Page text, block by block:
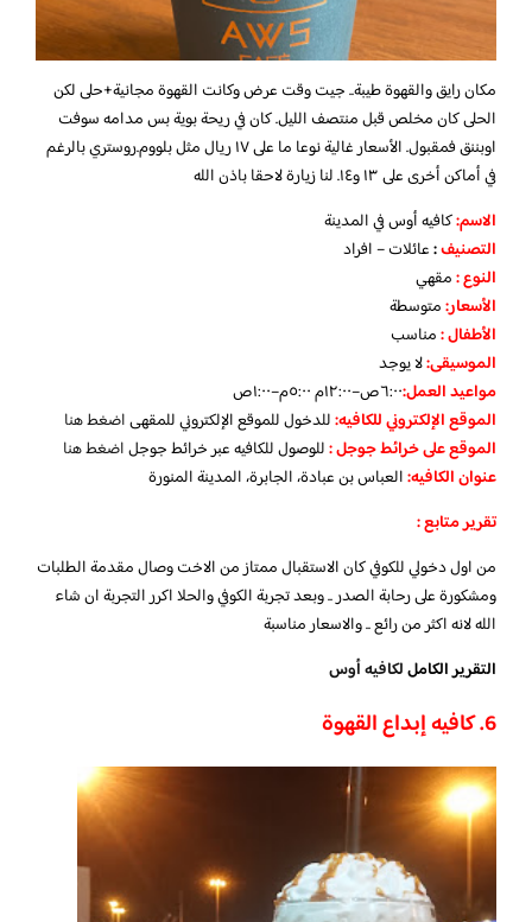
مكان رايق والقهوة طيبة.. جيت وقت عرض وكانت القهوة مجانية+حلى لكن
الحلى كان مخلص قبل منتصف الليل. كان في ريحة بوية بس مدامه سوفت
اوبننق فمقبول. الأسعار غالية نوعا ما على ١٧ ريال مثل بلووم.روستري بالرغم
في أماكن أخرى على ١٣ و١٤. لنا زيارة لاحقا باذن الله
الاسم:كافيه أوس في المدينة
التصنيف:عائلات – افراد
النوع :مقهي
الأسعار:متوسطة
الأطفال:مناسب
الموسيقى:لا يوجد
مواعيد العمل:٦:٠٠ص–١٢:٠٠م ٥:٠٠م–١:٠٠ص
الموقع الإلكتروني للكافيه:للدخول للموقع الإلكتروني للمقهىاضغط هنا
الموقع على خرائط جوجل:للوصول للكافيه عبر خرائط جوجلاضغط هنا
عنوان الكافيه:العباس بن عبادة، الجابرة، المدينة المنورة
تقرير متابع :
من اول دخولي للكوفي كان الاستقبال ممتاز من الاخت وصال مقدمة الطلبات
ومشكورة على رحابة الصدر .. وبعد تجربة الكوفي والحلا اكرر التجربة ان شاء
الله لانه اكثر من رائع .. والاسعار مناسبة
التقرير الكامللكافيه أوس
6. كافيه إبداع القهوة